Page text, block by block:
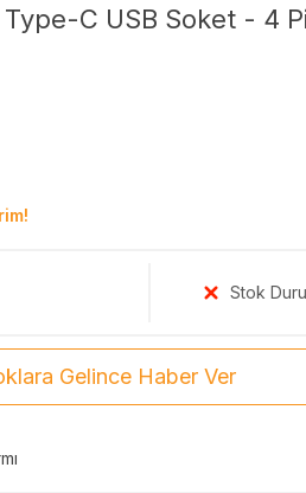
C USB Soket - 4
Stok
Gelince Haber Ver